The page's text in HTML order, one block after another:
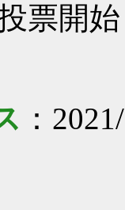
票開
：